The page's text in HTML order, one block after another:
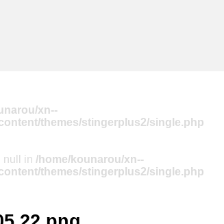
xn--
themes/stingerplus2/single.php
null in /home/kounarou/xn--
themes/stingerplus2/single.php